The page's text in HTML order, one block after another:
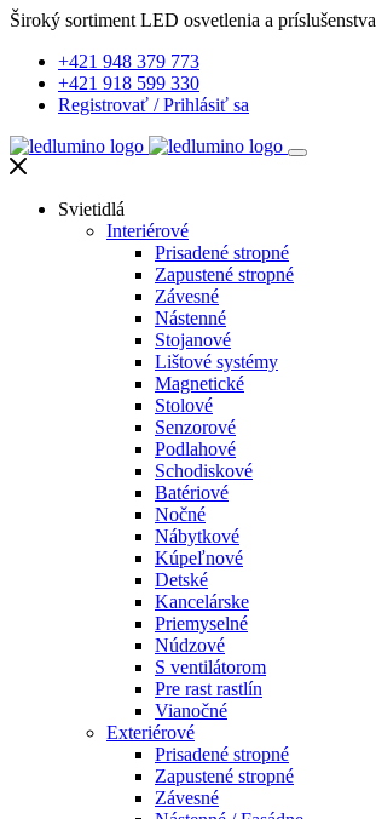
Široký sortiment LED osvetlenia a príslušenstva
+421 948 379 773
+421 918 599 330
Registrovať /Prihlásiť sa
Svietidlá
Interiérové
Prisadené stropné
Zapustené stropné
Závesné
Nástenné
Stojanové
Lištové systémy
Magnetické
Stolové
Senzorové
Podlahové
Schodiskové
Batériové
Nočné
Nábytkové
Kúpeľnové
Detské
Kancelárske
Priemyselné
Núdzové
S ventilátorom
Pre rast rastlín
Vianočné
Exteriérové
Prisadené stropné
Zapustené stropné
Závesné